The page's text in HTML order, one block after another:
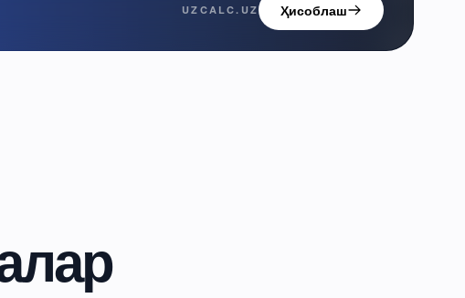
UZCALC.UZ Ҳисоблаш